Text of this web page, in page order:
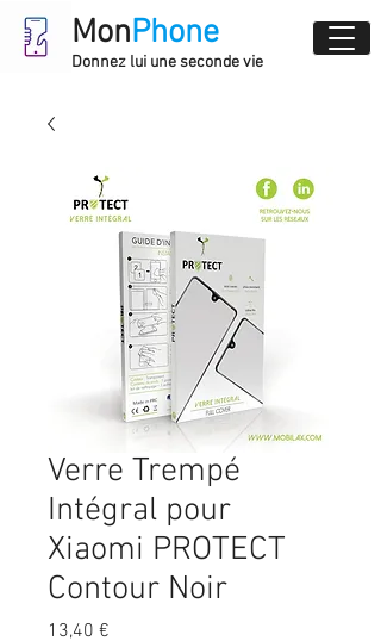
MonPhone
Donnez lui une seconde vie
Verre Trempé
Intégral pour
Xiaomi PROTECT
Contour Noir
13,40 €